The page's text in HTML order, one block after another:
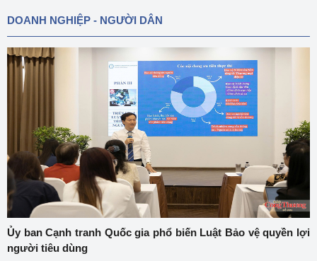
DOANH NGHIỆP - NGƯỜI DÂN
Ủy ban Cạnh tranh Quốc gia phổ biến Luật Bảo vệ quyền lợi
người tiêu dùng